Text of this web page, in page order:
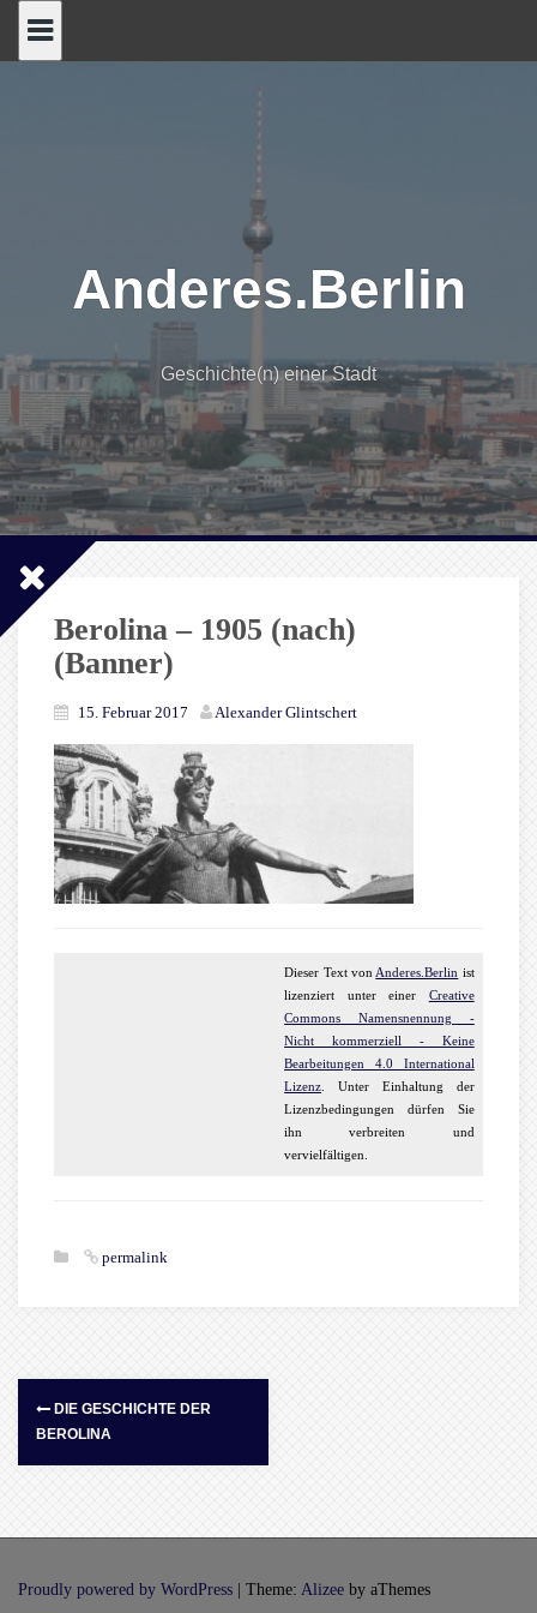
Anderes.Berlin
Geschichte(n) einer Stadt
Berolina – 1905 (nach)
(Banner)
15. Februar 2017 Alexander Glintschert
Dieser TextvonAnderes.Berlin ist
lizenziert unter einer Creative
Commons Namensnennung -
Nicht kommerziell - Keine
Bearbeitungen 4.0 International
Lizenz. Unter Einhaltung der
Lizenzbedingungen dürfen Sie
ihn verbreiten und
vervielfältigen.
permalink
DIE GESCHICHTE DER
BEROLINA
Proudly powered by WordPress | Theme: Alizee by aThemes